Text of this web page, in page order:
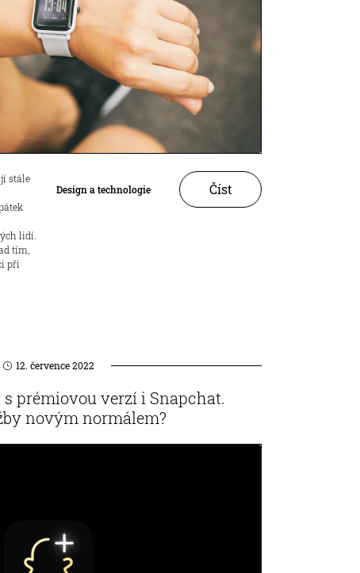
stále
lidí.
tím,
při
Design a technologie Číst
12. července 2022
prémiovou verzí i Snapchat.
novým normálem?